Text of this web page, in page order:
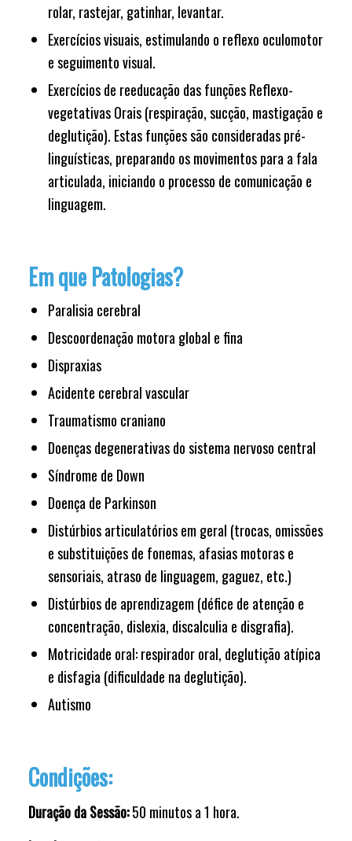
rolar, rastejar, gatinhar, levantar.
Exercícios visuais, estimulando o reflexo oculomotor
e seguimento visual.
Exercícios de reeducação das funções Reflexo-
vegetativas Orais (respiração, sucção, mastigação e
deglutição). Estas funções são consideradas pré-
linguísticas, preparando os movimentos para a fala
articulada, iniciando o processo de comunicação e
linguagem.
Em que Patologias?
Paralisia cerebral
Descoordenação motora global e fina
Dispraxias
Acidente cerebral vascular
Traumatismo craniano
Doenças degenerativas do sistema nervoso central
Síndrome de Down
Doença de Parkinson
Distúrbios articulatórios em geral (trocas, omissões
e substituições de fonemas, afasias motoras e
sensoriais, atraso de linguagem, gaguez, etc.)
Distúrbios de aprendizagem (défice de atenção e
concentração, dislexia, discalculia e disgrafia).
Motricidade oral: respirador oral, deglutição atípica
e disfagia (dificuldade na deglutição).
Autismo
Condições:
Duração da Sessão:50 minutos a 1 hora.